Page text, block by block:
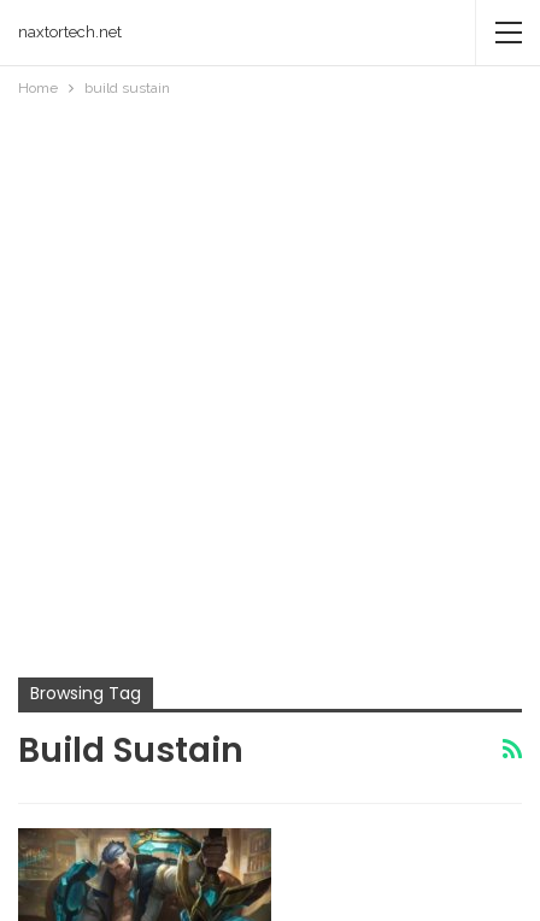
naxtortech.net
Home build sustain
Browsing Tag
Build Sustain